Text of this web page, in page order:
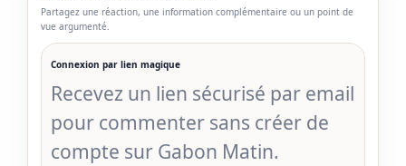
Partagez une réaction, une information complémentaire ou un point de
vue argumenté.
Connexion par lien magique
Recevez un lien sécurisé par email
pour commenter sans créer de
compte sur Gabon Matin.